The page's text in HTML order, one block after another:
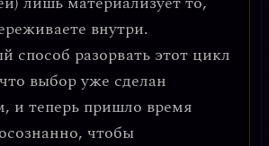
внутри.
способ разорвать этот цикл
выбор уже сделан
, и теперь пришло время
чтобы